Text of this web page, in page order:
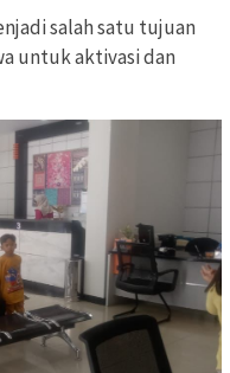
salah satu tujuan
untuk aktivasi dan